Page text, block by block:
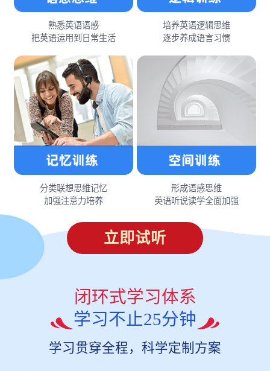
熟悉英语语感
把英语运用到日常生活
培养英语逻辑思维
逐步养成语言习惯
分类联想思维记忆
加强注意力培养
形成语感思维
英语听说读学全面加强
立即试听
闭环式学习体系
学习不止25分钟
学习贯穿全程，科学定制方案